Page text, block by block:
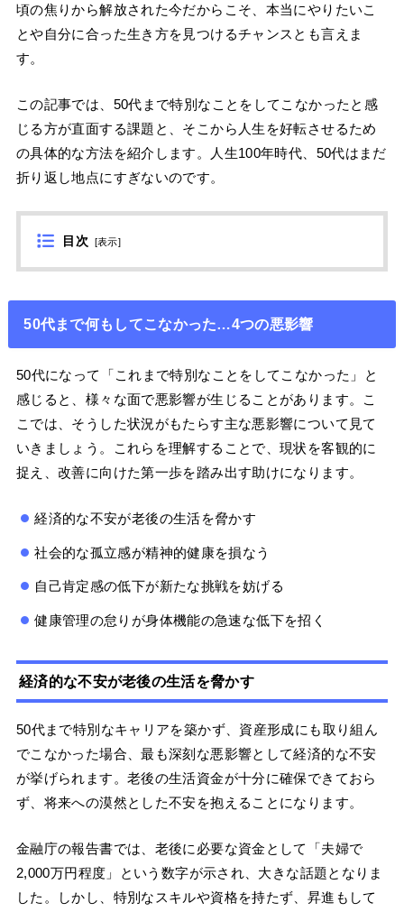
頃の焦りから解放された今だからこそ、本当にやりたいこ
とや自分に合った生き方を見つけるチャンスとも言えま
す。
この記事では、50代まで特別なことをしてこなかったと感
じる方が直面する課題と、そこから人生を好転させるため
の具体的な方法を紹介します。人生100年時代、50代はまだ
折り返し地点にすぎないのです。
目次 [表示]
50代まで何もしてこなかった…4つの悪影響
50代になって「これまで特別なことをしてこなかった」と
感じると、様々な面で悪影響が生じることがあります。こ
こでは、そうした状況がもたらす主な悪影響について見て
いきましょう。これらを理解することで、現状を客観的に
捉え、改善に向けた第一歩を踏み出す助けになります。
経済的な不安が老後の生活を脅かす
社会的な孤立感が精神的健康を損なう
自己肯定感の低下が新たな挑戦を妨げる
健康管理の怠りが身体機能の急速な低下を招く
経済的な不安が老後の生活を脅かす
50代まで特別なキャリアを築かず、資産形成にも取り組ん
でこなかった場合、最も深刻な悪影響として経済的な不安
が挙げられます。老後の生活資金が十分に確保できておら
ず、将来への漠然とした不安を抱えることになります。
金融庁の報告書では、老後に必要な資金として「夫婦で
2,000万円程度」という数字が示され、大きな話題となりま
した。しかし、特別なスキルや資格を持たず、昇進もして